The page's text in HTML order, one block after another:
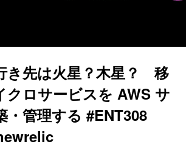
き先は火星？木星？ 移
クロサービスを AWS サ
・管理する #ENT308